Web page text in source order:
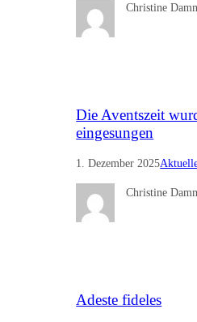
Christine
Die Aventszeit
eingesungen
1. Dezember 2025
Christine
Adeste fideles